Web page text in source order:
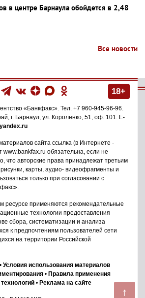
↑
в центре Барнаула обойдется в 2,48
Все новости
18+
«Банкфакс» . Тел. +7 960-945-96-96
г. Барнаул ул. Короленко, 51, оф. 101
. E-
сайта ссылка (в Интернете -
www.bankfax.ru обязательна, если не
что авторские права принадлежат третьим
карты, аудио- видеофрагменты и
только при согласовании с
ресурсе применяются рекомендательные
технологии предоставления
сбора, систематизации и анализа
к предпочтениям пользователей сети
на территории Российской
• Условия использования материалов
• Правила применения
• Реклама на сайте